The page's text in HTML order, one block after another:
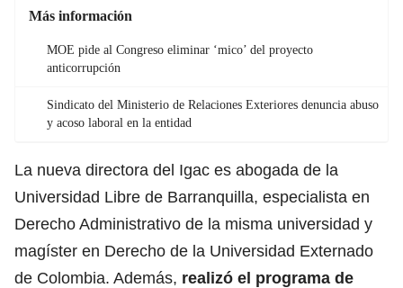
Más información
MOE pide al Congreso eliminar ‘mico’ del proyecto
anticorrupción
Sindicato del Ministerio de Relaciones Exteriores denuncia abuso
y acoso laboral en la entidad
La nueva directora del Igac es abogada de la
Universidad Libre de Barranquilla, especialista en
Derecho Administrativo de la misma universidad y
magíster en Derecho de la Universidad Externado
de Colombia. Además, realizó el programa de